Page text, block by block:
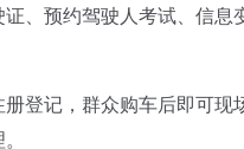
、预约驾驶人考试、信
记，群众购车后即可现